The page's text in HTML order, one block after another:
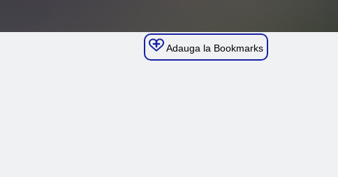
Adauga la Bookmarks